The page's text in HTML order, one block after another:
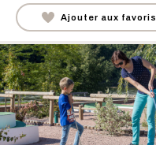
Ajouter aux favoris